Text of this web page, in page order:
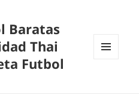
Baratas
Thai
Futbol